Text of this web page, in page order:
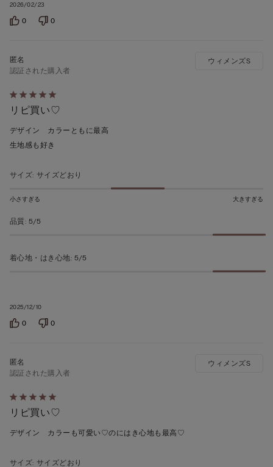
2026/02/23
0 0
5
段
階
の
ち
の
価
2025/12/10
認証された購入者
リピ買い♡
デザイン カラーともに最高
生地感も好き
ウィメンズS
サイズ: サイズどおり
小さすぎる 大きすぎる
品質: 5/5
着心地・はき心地: 5/5
0 0
5
段
階
う
認証された購入者
リピ買い♡
デザイン カラーも可愛い♡のにはき心地も最高♡
ウィメンズS
サイズ: サイズどおり